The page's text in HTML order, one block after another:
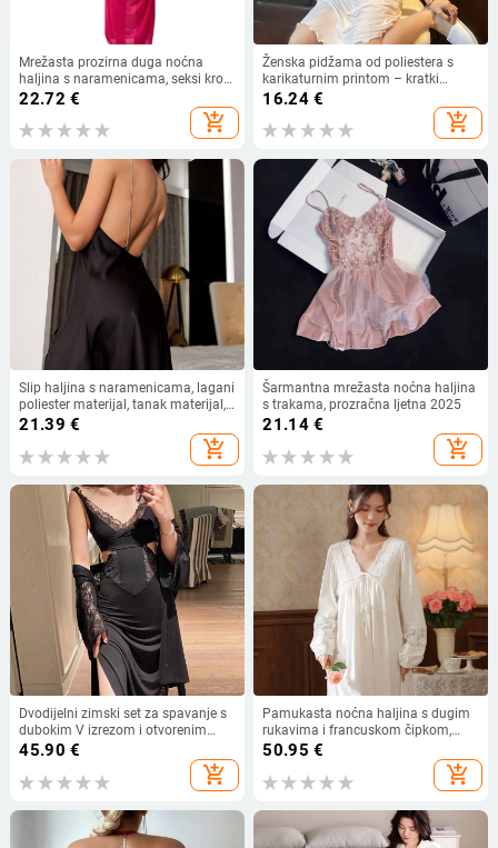
Mrežasta prozirna duga noćna
haljina s naramenicama, seksi kroj,
za kućnu upotrebu
22.72 €
add_shopping_cart
Ženska pidžama od poliestera s
karikaturnim printom – kratki
rukavi, okrugli ovratnik, slobodan
16.24€
add_shopping_cart
Slip haljina s naramenicama, lagani
poliester materijal, tanak materijal,
okrugli izrez, bez rukava
21.39 €
add_shopping_cart
Šarmantna mrežasta noćna haljina
s trakama, prozračna ljetna 2025
21.14€
add_shopping_cart
Dvodijelni zimski set za spavanje s
dubokim V izrezom i otvorenim
leđima, uskim krojem, modalni
45.90 €
add_shopping_cart
Pamukasta noćna haljina s dugim
rukavima i francuskom čipkom,
duga do poda, V-izrez,
odijevanje, može se nositi i izvan
50.95 €
add_shopping_cart